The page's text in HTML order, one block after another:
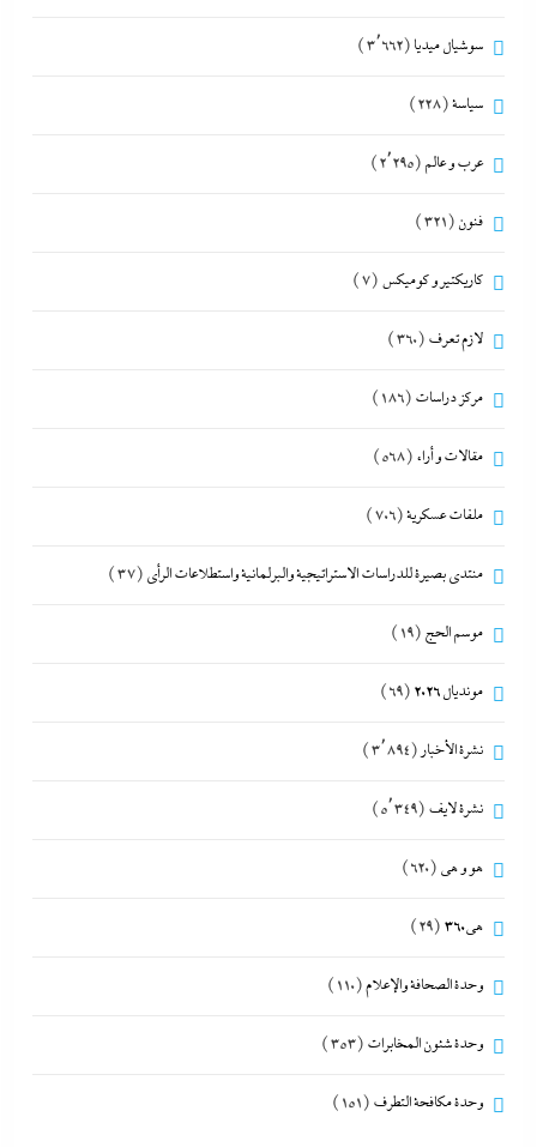
سوشيال ميديا (3٬662)
سياسة(228)
عرب و عالم (2٬295)
فنون (321)
كاريكتير و كوميكس (7)
لازم تعرف (360)
مركز دراسات (186)
مقالات و أراء (568)
ملفات عسكرية(706)
منتدى بصيرة للدراسات الاستراتيجية والبرلمانية واستطلاعات الرأى (37)
موسم الحج (19)
مونديال 2026 (69)
نشرة الأخبار (3٬894)
نشرة لايف (5٬349)
هو و هي (620)
هى360 (29)
وحدة الصحافة والإعلام(110)
وحدة شئون المخابرات (353)
وحدة مكافحة التطرف (151)